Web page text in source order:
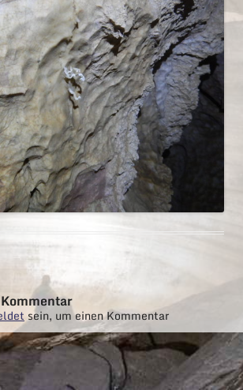
sein, um einen Kommentar